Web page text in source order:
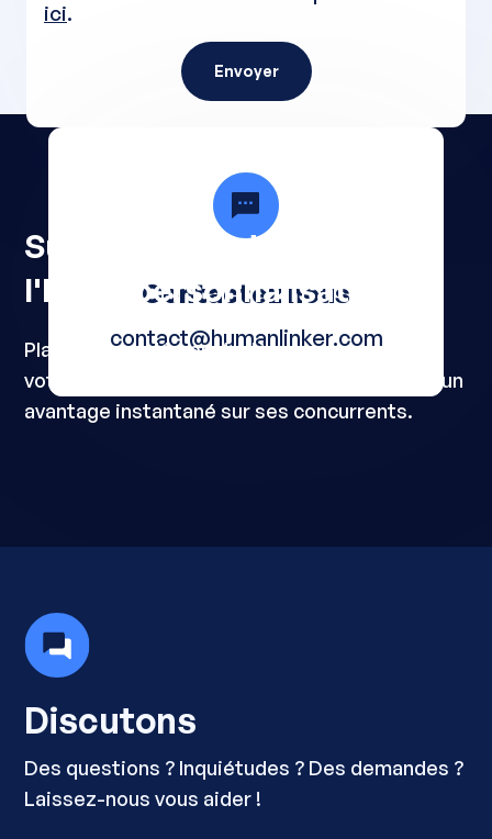
ici.
Envoyer
Contactez nous
contact@humanlinker.com
Suivez la voie de
l'hyperpersonnalisation
Planifiez une démonstration ou commencez
votre essai gratuit et donnez à votre équipe un
avantage instantané sur ses concurrents.
Discutons
Des questions ? Inquiétudes ? Des demandes ?
Laissez-nous vous aider !